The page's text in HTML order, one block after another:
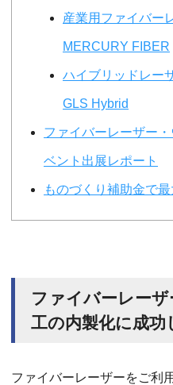
産業用ファイバー
MERCURY FIBER
ハイブリッドレー
GLS Hybrid
ファイバーレーザー
ベント出展レポート
ものづくり補助金で
ファイバーレー
工の内製化に成功
ファイバーレーザーをご利